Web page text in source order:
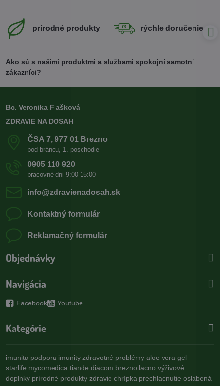
prírodné produkty rýchle doručenie
Ako sú s našimi produktmi a službami spokojní samotní
zákazníci?
Bc. Veronika Flašková
ZDRAVIE NA DOSAH
ČSA 7, 977 01 Brezno
pod bránou, 1. poschodie
0905 110 920
pracovné dni 9:00-15:00
info​@zdravienadosah​.sk
Kontaktný formulár
Reklamačný formulár
Objednávky
Navigácia
Facebook Youtube
Kategórie
imunita podpora imunity zdravotné problémy aloe vera gel
starlife mycomedica tiande diacom brezno lacno výživové
doplnky prírodné produkty zdravie chrípka prechladnutie oslabená